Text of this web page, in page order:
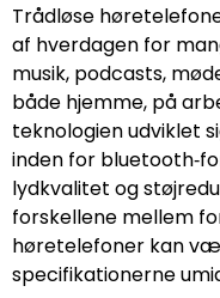
Trådløse
af hverdagen for
musik, podcasts,
både hjemme, på
teknologien udviklet
inden for
lydkvalitet og
forskellene mellem
høretelefoner kan
specifikationerne